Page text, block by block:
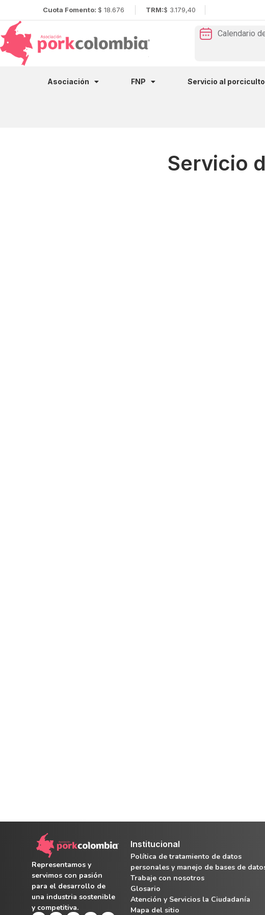
Cuota Fomento: $ 18.676 TRM:$ 3.179,40
Calendario
Asociación FNP Servicio al
Servicio
Representamos y
servimos con pasión
para el desarrollo de
una industria sostenible
y competitiva.
Institucional
Política de tratamiento de datos
personales y manejo de bases de
Trabaje con nosotros
Glosario
Atención y Servicios la Ciudadanía
Mapa del sitio